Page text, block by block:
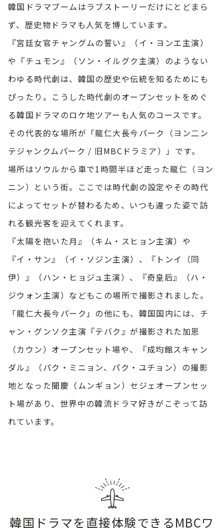
韓国ドラマブームはラブストーリーだけにとどまら
ず、歴史物ドラマも人気を博しています。
『宮廷女官チャングムの誓い』（イ・ヨンエ主演）
や『チュモン』（ソン・イルグク主演）のようない
わゆる時代劇は、韓国の歴史や伝統を知るためにも
ぴったり。こうした時代劇のオープンセットをめぐ
る韓国ドラマのロケ地ツアーも人気のコースです。
その代表的な場所が「龍仁大長今パーク（ヨン二ン
テジャンクムパーク / 旧MBCドラミア）」です。
場所はソウルから車で1時間半ほど走った龍仁（ヨン
ニン）という街。ここでは時代劇の設定やその時代
によってセットが替わるため、いつも違った姿で訪
れる観光客を迎えてくれます。
『太陽を抱いた月』（キム・スヒョン主演）や
『イ・サン』（イ・ソジン主演）、『トンイ（同
伊）』（ハン・ヒョジュ主演）、『奇皇后』（ハ・
ジウォン主演）などもこの場所で撮影されました。
「龍仁大長今パーク」の他にも、韓国国内には、チ
ャン・グンソク主演『テバク』が撮影された加恩
（カウン）オープンセット場や、『成均館スキャン
ダル』（パク・ミニョン、パク・ユチョン）の撮影
地となった聞慶（ムンギョン）セジェオープンセッ
ト場があり、世界中の韓流ドラマ好きがこぞって訪
れています。
韓国ドラマを直接体験できるMBCワ